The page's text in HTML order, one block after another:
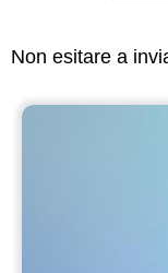
Non esitare a